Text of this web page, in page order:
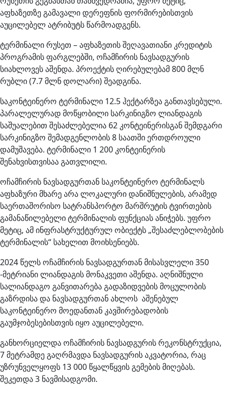
აფხაზეთზე გამავალი დერეფნის ფორმირებისთვის
აუცილებელ ატრიბუტს წარმოადგენს.
ტერმინალი რუსეთ – აფხაზეთის შეღავათიანი კრედიტის
პროგრამის ფარგლებში, ოჩამჩირის ნავსადგურის
სიახლოვეს აშენდა. პროექტის ღირებულებამ 800 მლნ
რუბლი (7.7 მლნ დოლარი) შეადგინა.
საკონტეინერო ტერმინალი 12.5 ჰექტარზეა განთავსებული.
პარალელურად მოწყობილი სარკინიგზო ლიანდაგის
საშუალებით შესაძლებელია 62 კონტეინერისგან შემდგარი
სარკინიგზო შემადგენლობის 8 საათში ერთდროული
დამუშავება. ტერმინალი 1 200 კონტეინერის
შენახვისთვისაა გათვლილი.
ოჩამჩირის ნავსადგურთან საკონტეინერო ტერმინალს
აფხაზური მხარე არა ლოკალური დანიშნულების, არამედ
საერთაშორისო სატრანსპორტო მარშრუტის ტვირთების
გამანაწილებელი ტერმინალის ფუნქციას ანიჭებს. უფრო
მეტიც, ამ ინფრასტრუქტურულ ობიექტს „შესაძლებლობების
ტერმინალის“ სახელით მოიხსენიებს.
2024 წელს ოჩამჩირის ნავსადგურთან მისასვლელი 350
-მეტრიანი ლიანდაგის მონაკვეთი აშენდა. აღნიშნული
სალიანდაგო განვითარება გადაზიდვების მოცულობის
გაზრდისა და ნავსადგურთან ახლოს აშენებულ
საკონტეინერო მოედანთან კავშირებადობის
გაუმჯობესებისთვის იყო აუცილებელი.
განხორციელდა ოჩამჩირის ნავსადგურის რეკონსტრუქცია,
7 მეტრამდე გაღრმავდა ნავსადგურის აკვატორია, რაც
უზრუნველყოფს 13 000 წყალწყვის გემების მიღებას.
შეკეთდა 3 ნავმისადგომი.